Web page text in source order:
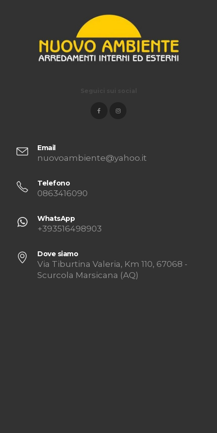
Email
nuovoambiente@yahoo.it
Telefono
0863416090
WhatsApp
+393516498903
Dove siamo
Via Tiburtina Valeria, Km 110, 67068 -
Scurcola Marsicana (AQ)